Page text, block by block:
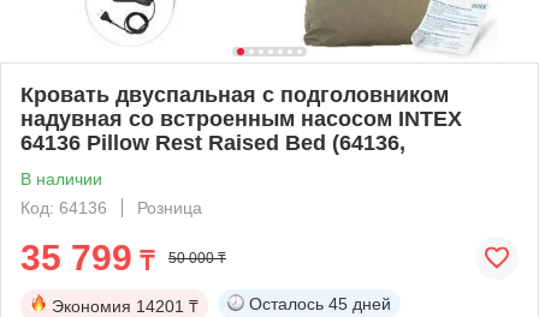
Кровать двуспальная с подголовником
надувная со встроенным насосом INTEX
64136 Pillow Rest Raised Bed (64136,
В наличии
Код: 64136
Розница
35 799 ₸ 50 000 ₸
Экономия 14201 ₸ Осталось 45 дней